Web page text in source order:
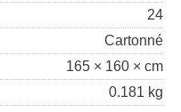
24
Cartonné
165 × 160 × cm
0.181 kg